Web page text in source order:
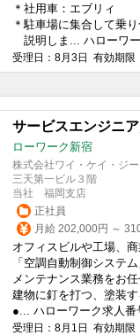
＊社用車：エブリィ
＊駐車場に集合して乗
説明しま... ハローワー
受理日：8月3日 有効期限
サービスエンジニ
ローワーク新宿
株式会社ワイ・ケイ・ジ
三天第一ビル３階
当社 福岡支店
正社員
月給 202,000円 ～
オフィスビルや工場、
「空調自動制御システ
メンテナンス業務をお任
建物に釘を打つ、塗装
●... ハローワーク求人番
受理日：8月1日 有効期限